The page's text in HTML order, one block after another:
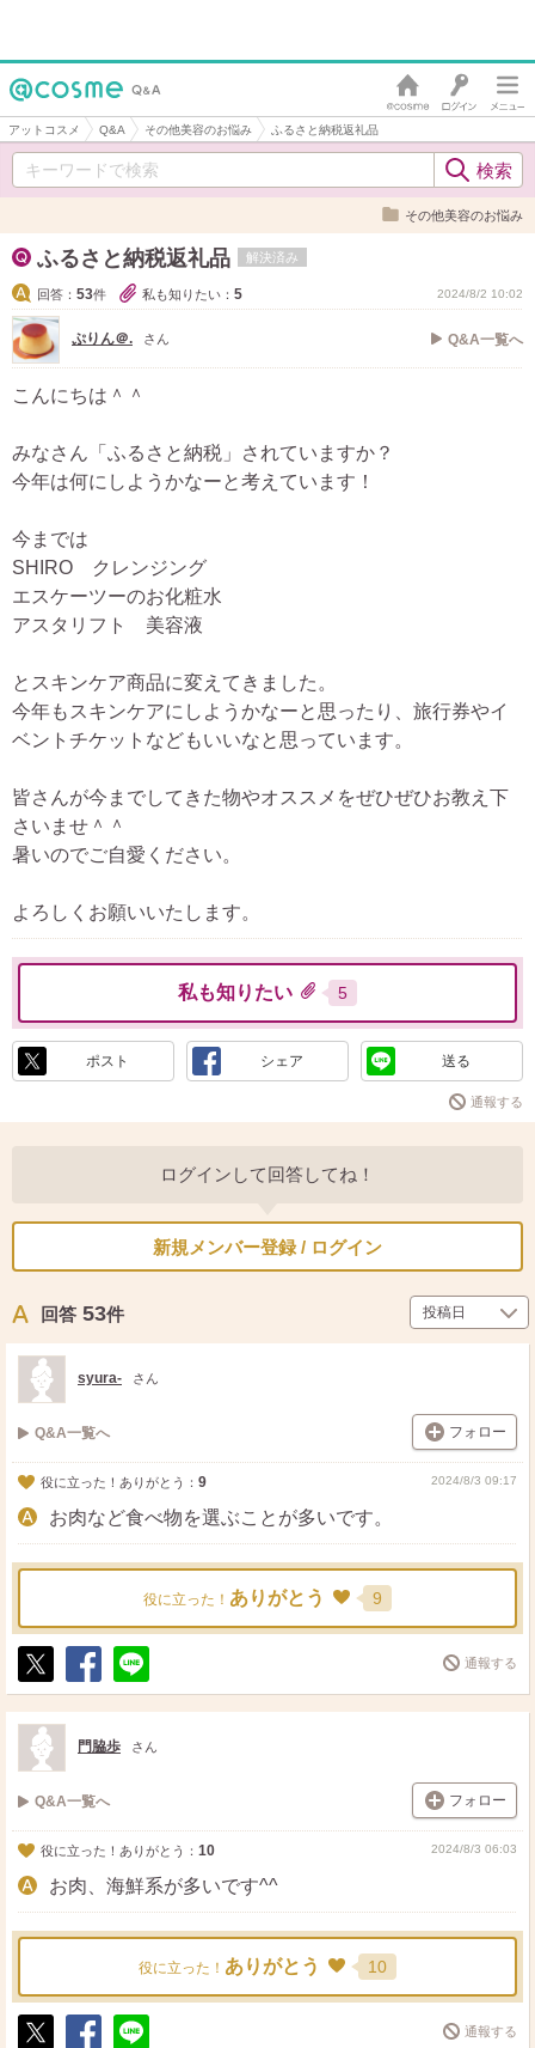
アットコスメ Q&A その他美容のお悩み ふるさと納税返礼品
その他美容のお悩み
ふるさと納税返礼品 解決済み
回答： 53件 私も知りたい： 5 2024/8/2 10:02
ぷりん＠. さん Q&A一覧へ
こんにちは＾＾
みなさん「ふるさと納税」されていますか？
今年は何にしようかなーと考えています！
今までは
SHIRO クレンジング
エスケーツーのお化粧水
アスタリフト 美容液
とスキンケア商品に変えてきました。
今年もスキンケアにしようかなーと思ったり、旅行券やイ
ベントチケットなどもいいなと思っています。
皆さんが今までしてきた物やオススメをぜひぜひお教え下
さいませ＾＾
暑いのでご自愛ください。
よろしくお願いいたします。
私も知りたい 5
ポスト シェア 送る
通報する
ログインして回答してね！
新規メンバー登録 / ログイン
回答 53件
syura- さん
Q&A一覧へ フォロー
役に立った！ありがとう： 9 2024/8/3 09:17
お肉など食べ物を選ぶことが多いです。
役に立った！ ありがとう 9
ポ
ス
ト
シ
ェ
送
る
通報する
門脇歩 さん
Q&A一覧へ フォロー
役に立った！ありがとう： 10 2024/8/3 06:03
お肉、海鮮系が多いです^^
役に立った！ ありがとう 10
通報する